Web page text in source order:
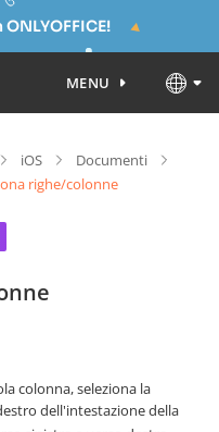
MENU
iOS
Documenti
righe/colonne
colonna, seleziona la
dell'intestazione della